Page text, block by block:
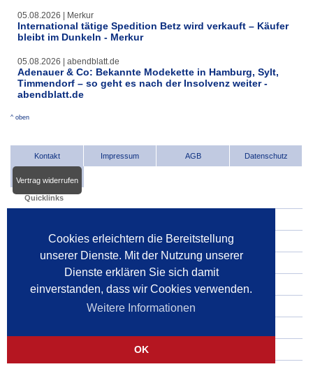
Cookies erleichtern die Bereitstellung
unserer Dienste. Mit der Nutzung unserer
Dienste erklären Sie sich damit
einverstanden, dass wir Cookies verwenden.
Weitere Informationen
OK
05.08.2026 | Merkur
International tätige Spedition Betz wird verkauft – Käufer
bleibt im Dunkeln - Merkur
05.08.2026 | abendblatt.de
Adenauer & Co: Bekannte Modekette in Hamburg, Sylt,
Timmendorf – so geht es nach der Insolvenz weiter -
abendblatt.de
^ oben
Kontakt Impressum AGB Datenschutz
Vertrag widerrufen
Quicklinks
INDat.extra
Dienstleister im Internet